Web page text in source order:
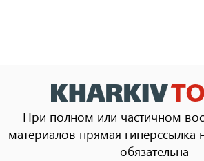
При полном или частичном
материалов прямая гиперссылка
обязательна